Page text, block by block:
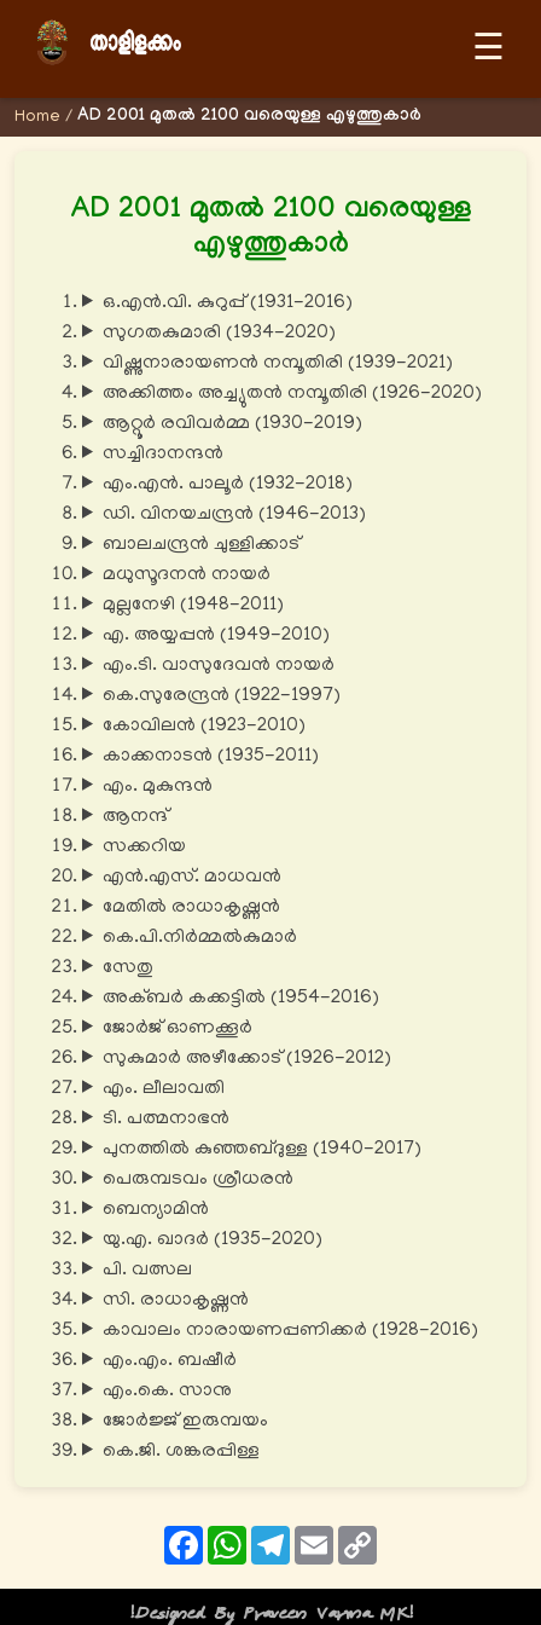
☰
Home / AD 2001 മുതല്‍ 2100 വരെയുള്ള എഴുത്തുകാര്‍
AD 2001 മുതല്‍ 2100 വരെയുള്ള
എഴുത്തുകാര്‍
ഒ.എൻ.വി. കുറുപ്പ് (1931-2016)
സുഗതകുമാരി (1934-2020)
വിഷ്ണുനാരായണൻ നമ്പൂതിരി (1939-2021)
അക്കിത്തം അച്ച്യുതൻ നമ്പൂതിരി (1926-2020)
ആറ്റൂർ രവിവർമ്മ (1930-2019)
സച്ചിദാനന്ദൻ
എം.എൻ. പാലൂർ (1932-2018)
ഡി. വിനയചന്ദ്രൻ (1946-2013)
ബാലചന്ദ്രൻ ചുള്ളിക്കാട്
മധുസൂദനൻ നായർ
മുല്ലനേഴി (1948-2011)
എ. അയ്യപ്പൻ (1949-2010)
എം.ടി. വാസുദേവൻ നായർ
കെ.സുരേന്ദ്രൻ (1922-1997)
കോവിലൻ (1923-2010)
കാക്കനാടൻ (1935-2011)
എം. മുകുന്ദൻ
ആനന്ദ്‌
സക്കറിയ
എൻ.എസ്‌. മാധവൻ
മേതിൽ രാധാകൃഷ്ണൻ
കെ.പി.നിർമ്മൽകുമാർ
സേതു
അക്ബർ കക്കട്ടിൽ (1954-2016)
ജോർജ് ഓണക്കൂർ
സുകുമാർ അഴീക്കോട് (1926-2012)
എം. ലീലാവതി
ടി. പത്മനാഭൻ
പുനത്തിൽ കുഞ്ഞബ്ദുള്ള (1940-2017)
പെരുമ്പടവം ശ്രീധരൻ
ബെന്യാമിൻ
യു.എ. ഖാദർ (1935-2020)
പി. വത്സല
സി. രാധാകൃഷ്ണൻ
കാവാലം നാരായണപ്പണിക്കർ (1928-2016)
എം.എം. ബഷീർ
എം.കെ. സാനു
ജോർജ്ജ് ഇരുമ്പയം
കെ.ജി. ശങ്കരപ്പിള്ള
FacebookWhatsAppTelegram
Email
!Designed By Praveen Varma MK!